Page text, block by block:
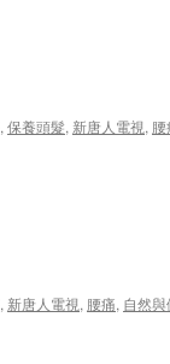
, 保養頭髮, 新唐人電視, 腰
, 新唐人電視, 腰痛, 自然